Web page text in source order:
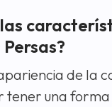
las
de la
tener una